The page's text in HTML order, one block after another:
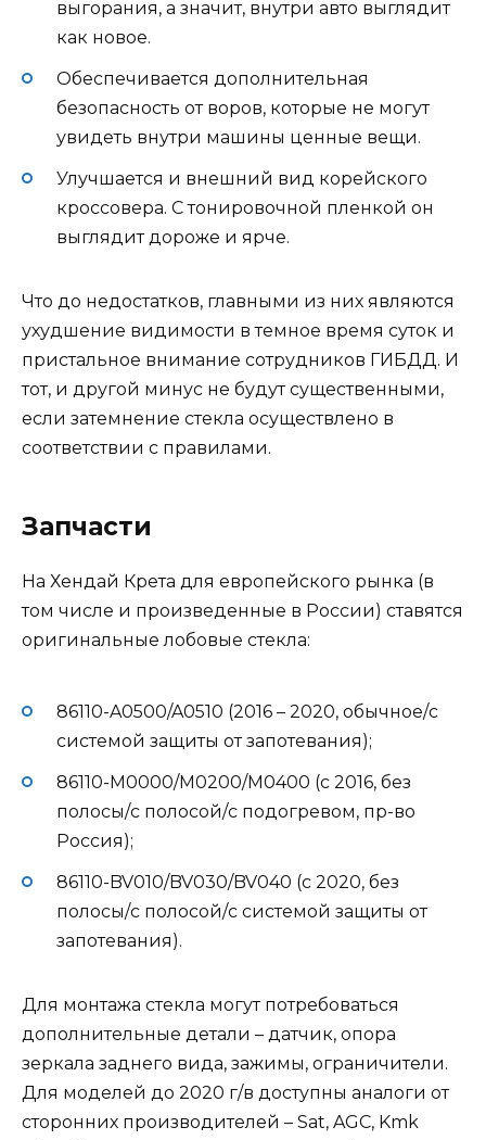
выгорания, а значит, внутри авто выглядит
как новое.
Обеспечивается дополнительная
безопасность от воров, которые не могут
увидеть внутри машины ценные вещи.
Улучшается и внешний вид корейского
кроссовера. С тонировочной пленкой он
выглядит дороже и ярче.
Что до недостатков, главными из них являются
ухудшение видимости в темное время суток и
пристальное внимание сотрудников ГИБДД. И
тот, и другой минус не будут существенными,
если затемнение стекла осуществлено в
соответствии с правилами.
Запчасти
На Хендай Крета для европейского рынка (в
том числе и произведенные в России) ставятся
оригинальные лобовые стекла:
86110-A0500/A0510 (2016 – 2020, обычное/с
системой защиты от запотевания);
86110-M0000/M0200/M0400 (с 2016, без
полосы/с полосой/с подогревом, пр-во
Россия);
86110-BV010/BV030/BV040 (с 2020, без
полосы/с полосой/с системой защиты от
запотевания).
Для монтажа стекла могут потребоваться
дополнительные детали – датчик, опора
зеркала заднего вида, зажимы, ограничители.
Для моделей до 2020 г/в доступны аналоги от
сторонних производителей – Sat, AGC, Kmk